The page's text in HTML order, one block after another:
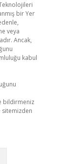
bir Yer
veya
Ancak,
kabul
bildirmeniz
sitemizden